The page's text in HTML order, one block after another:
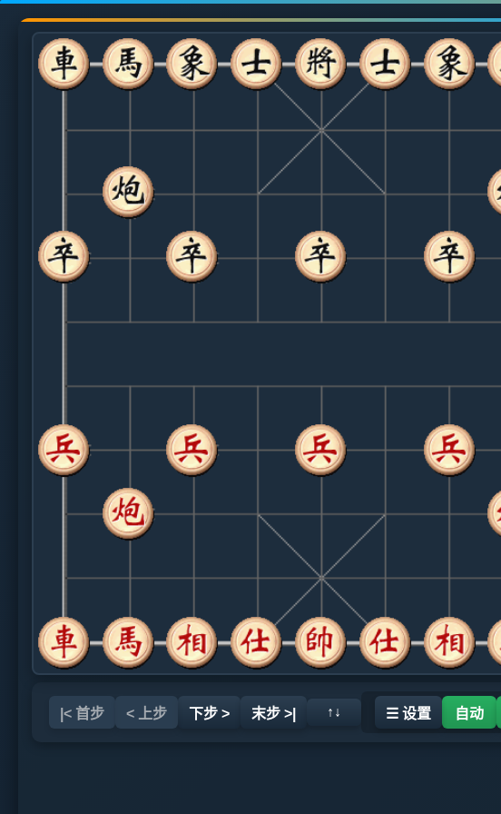
|< 首步 < 上步 下步 > 末步 >| ↑↓ ☰ 设置 自动